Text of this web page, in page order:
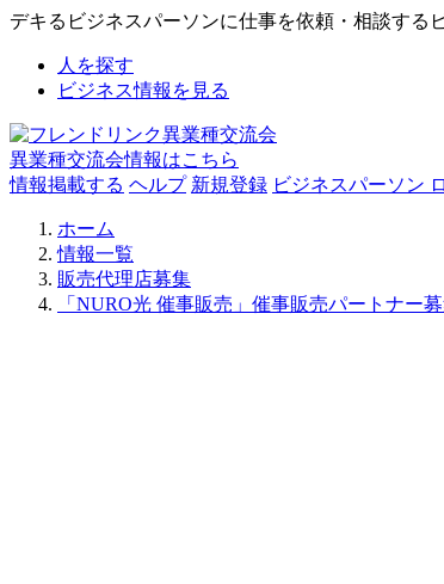
デキるビジネスパーソンに仕事を依頼・相談する
人を探す
ビジネス情報を見る
異業種交流会情報はこちら
情報掲載する ヘルプ 新規登録 ビジネスパーソン
ホーム
情報一覧
販売代理店募集
「NURO光 催事販売」催事販売パートナー